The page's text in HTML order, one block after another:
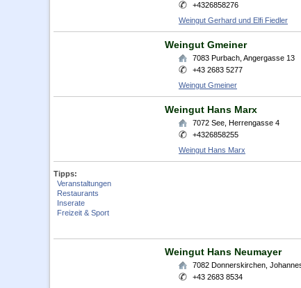
+4326858276
Weingut Gerhard und Elfi Fiedler
Weingut Gmeiner
7083 Purbach Angergasse 13
+43 2683 5277
Weingut Gmeiner
Weingut Hans Marx
7072 See Herrengasse 4
+4326858255
Weingut Hans Marx
Tipps:
Veranstaltungen
Restaurants
Inserate
Freizeit & Sport
Weingut Hans Neumayer
7082 Donnerskirchen
+43 2683 8534